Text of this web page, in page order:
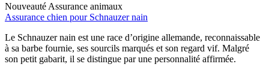
Nouveauté Assurance animaux
Assurance chien pour Schnauzer nain
Le Schnauzer nain est une race d’origine allemande, reconnaissable
à sa barbe fournie, ses sourcils marqués et son regard vif. Malgré
son petit gabarit, il se distingue par une personnalité affirmée.